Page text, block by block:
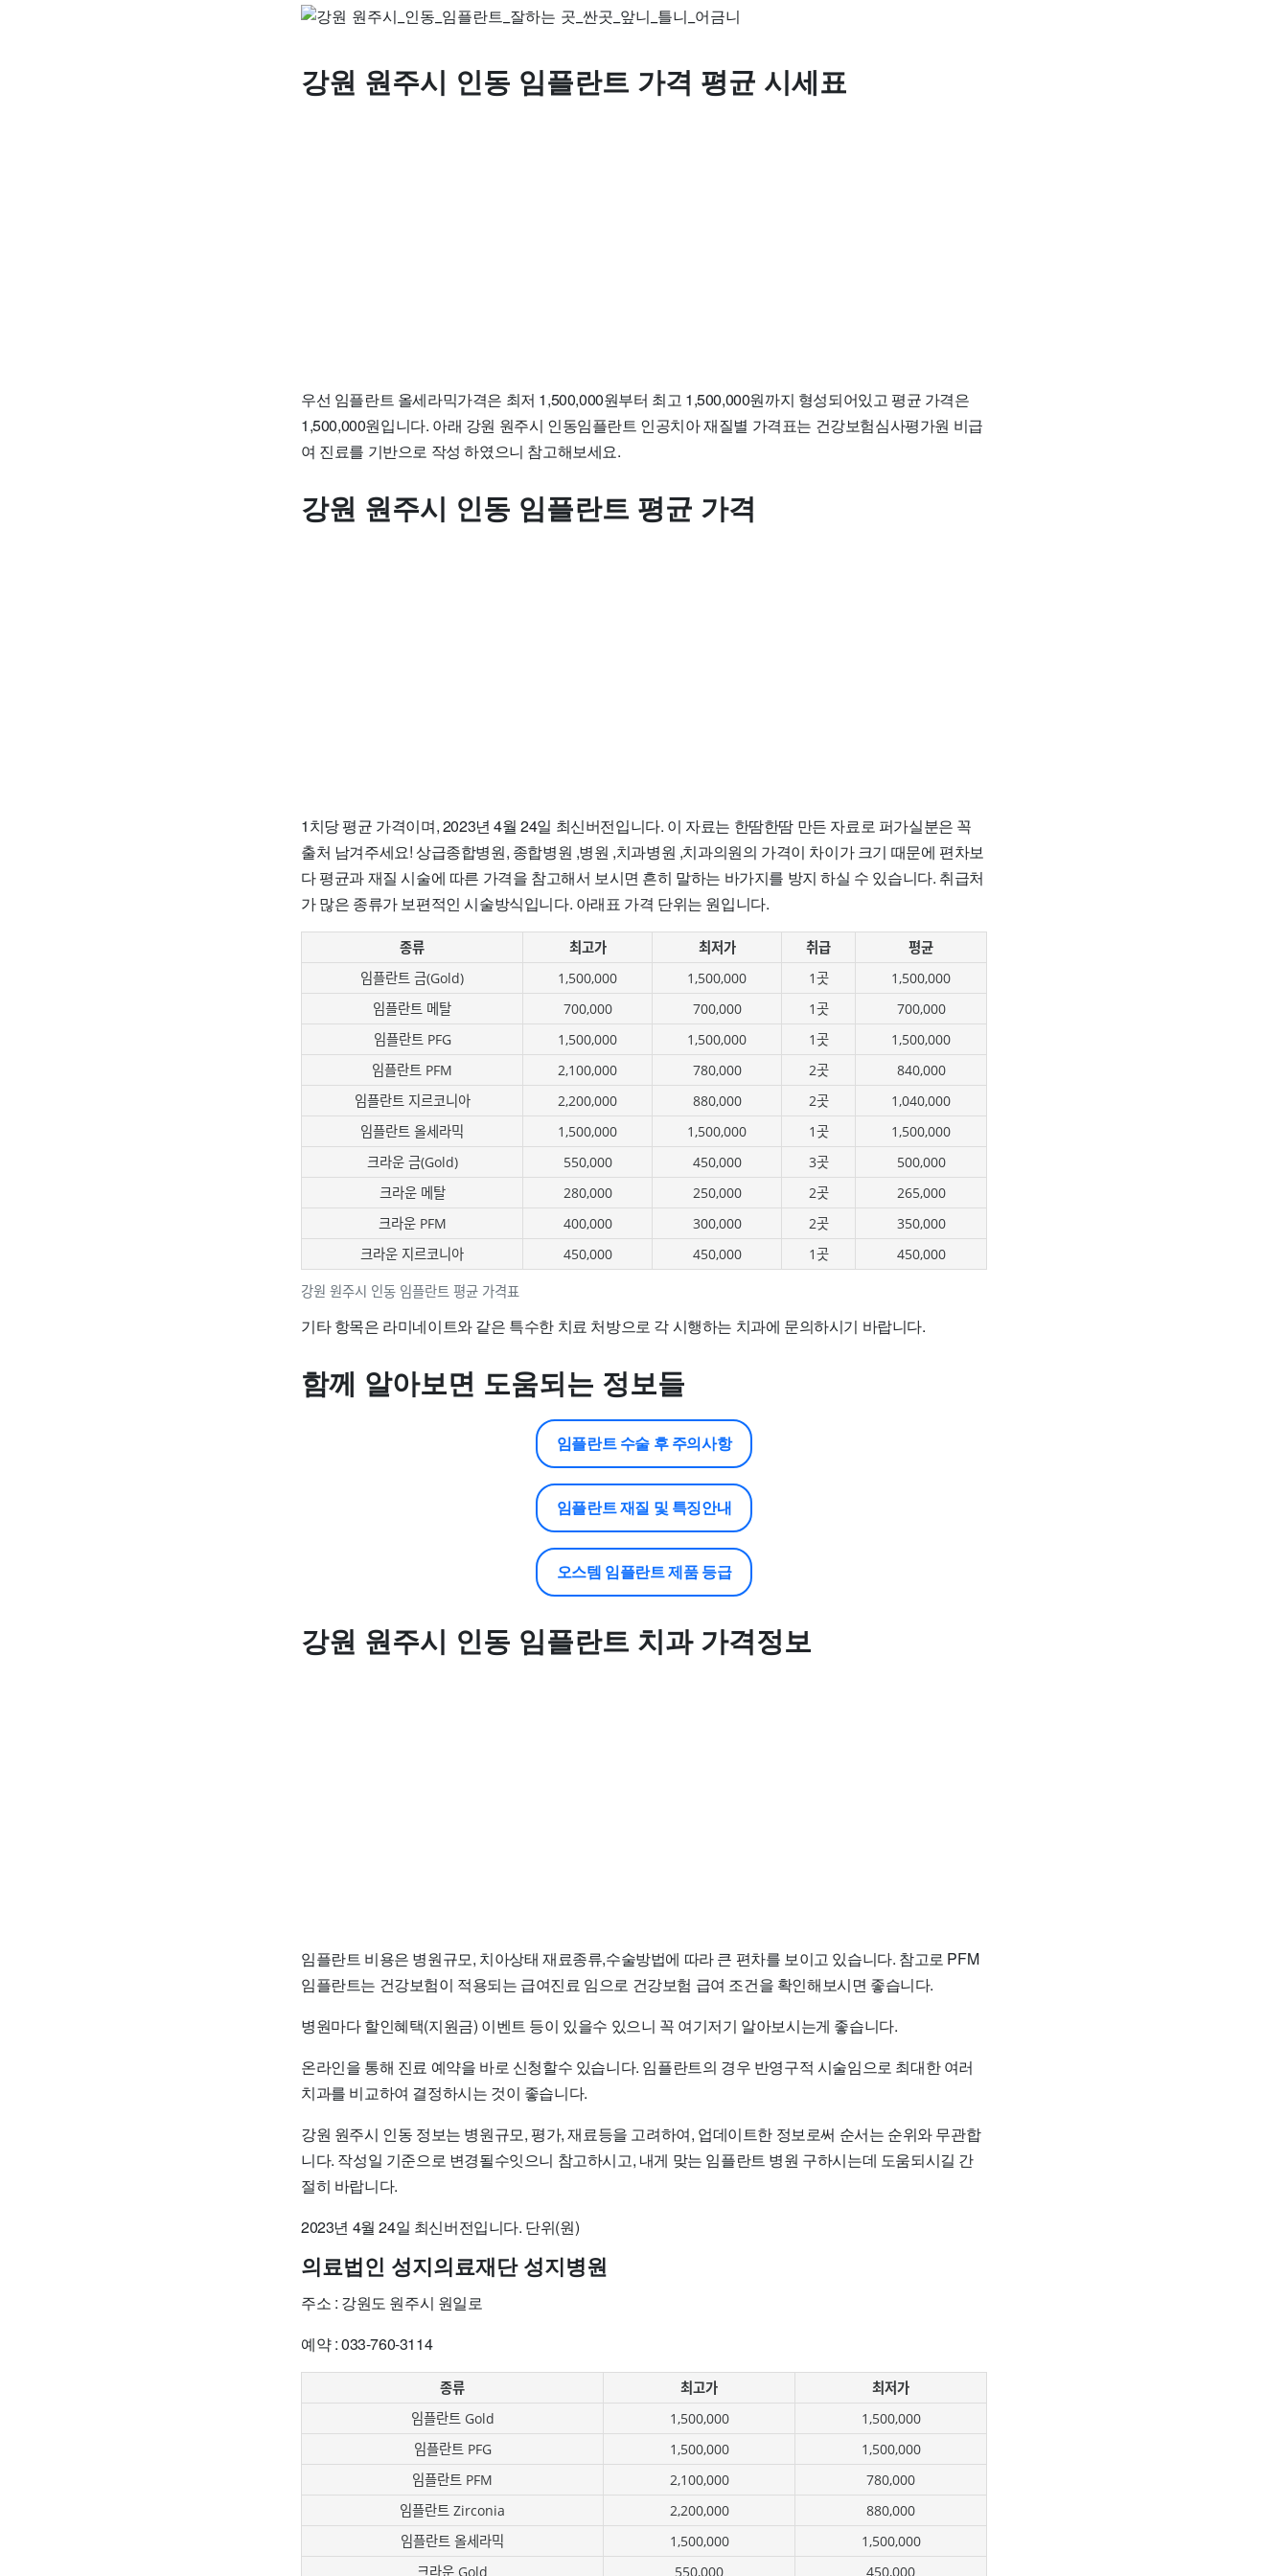
강원 원주시 인동 임플란트 가격 평균 시세표
우선 임플란트 올세라믹가격은 최저 1,500,000원부터 최고 1,500,000원까지 형성되어있고 평균 가격은
1,500,000원입니다. 아래 강원 원주시 인동임플란트 인공치아 재질별 가격표는 건강보험심사평가원 비급
여 진료를 기반으로 작성 하였으니 참고해보세요.
강원 원주시 인동 임플란트 평균 가격
1치당 평균 가격이며, 2023년 4월 24일 최신버전입니다. 이 자료는 한땀한땀 만든 자료로 퍼가실분은 꼭
출처 남겨주세요! 상급종합병원, 종합병원 ,병원 ,치과병원 ,치과의원의 가격이 차이가 크기 때문에 편차보
다 평균과 재질 시술에 따른 가격을 참고해서 보시면 흔히 말하는 바가지를 방지 하실 수 있습니다. 취급처
가 많은 종류가 보편적인 시술방식입니다. 아래표 가격 단위는 원입니다.
강원 원주시 인동 임플란트 평균 가격표
종류 최고가 최저가 취급
평균
임플란트 금(Gold)
1,500,000 1,500,000 1곳
1,500,000
임플란트 메탈
700,000 700,000 1곳
700,000
임플란트 PFG
1,500,000 1,500,000 1곳
1,500,000
임플란트 PFM
2,100,000 780,000 2곳
840,000
임플란트 지르코니아
2,200,000 880,000 2곳
1,040,000
임플란트 올세라믹
1,500,000 1,500,000 1곳
1,500,000
크라운 금(Gold)
550,000 450,000 3곳
500,000
크라운 메탈
280,000 250,000 2곳
265,000
크라운 PFM
400,000 300,000 2곳
350,000
크라운 지르코니아
450,000 450,000 1곳 450,000
기타 항목은 라미네이트와 같은 특수한 치료 처방으로 각 시행하는 치과에 문의하시기 바랍니다.
함께 알아보면 도움되는 정보들
임플란트 수술 후 주의사항
임플란트 재질 및 특징안내
오스템 임플란트 제품 등급
강원 원주시 인동 임플란트 치과 가격정보
임플란트 비용은 병원규모, 치아상태 재료종류,수술방법에 따라 큰 편차를 보이고 있습니다. 참고로 PFM
임플란트는 건강보험이 적용되는 급여진료 임으로 건강보험 급여 조건을 확인해보시면 좋습니다.
병원마다 할인혜택(지원금) 이벤트 등이 있을수 있으니 꼭 여기저기 알아보시는게 좋습니다.
온라인을 통해 진료 예약을 바로 신청할수 있습니다. 임플란트의 경우 반영구적 시술임으로 최대한 여러
치과를 비교하여 결정하시는 것이 좋습니다.
강원 원주시 인동 정보는 병원규모, 평가, 재료등을 고려하여, 업데이트한 정보로써 순서는 순위와 무관합
니다. 작성일 기준으로 변경될수잇으니 참고하시고, 내게 맞는 임플란트 병원 구하시는데 도움되시길 간
절히 바랍니다.
2023년 4월 24일 최신버전입니다. 단위(원)
의료법인 성지의료재단 성지병원
주소 : 강원도 원주시 원일로
예약 : 033-760-3114
종류 최고가
최저가
임플란트 Gold
1,500,000
1,500,000
임플란트 PFG
1,500,000
1,500,000
임플란트 PFM
2,100,000
780,000
임플란트 Zirconia
2,200,000
880,000
임플란트 올세라믹
1,500,000
1,500,000
크라운 Gold
550,000 450,000